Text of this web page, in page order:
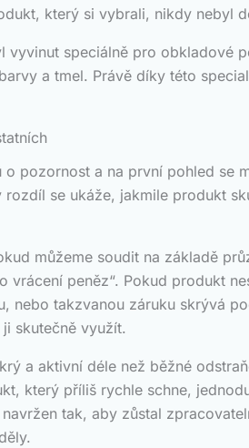
který si vybrali, nikdy nebyl
speciálně pro obkladové
a tmel. Právě díky této
pozornost a na první pohled se
se ukáže, jakmile produkt
můžeme soudit na základě
peněz“. Pokud produkt
nebo takzvanou záruku skrývá
skutečně využít.
a aktivní déle než běžné
který příliš rychle schne,
tak, aby zůstal